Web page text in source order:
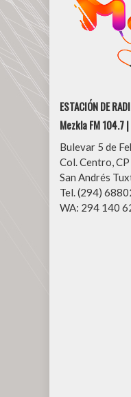
ESTACIÓN DE
Mezkla FM 104.7
Bulevar 5 de
Col. Centro,
San Andrés
Tel. (294)
WA: 294 140